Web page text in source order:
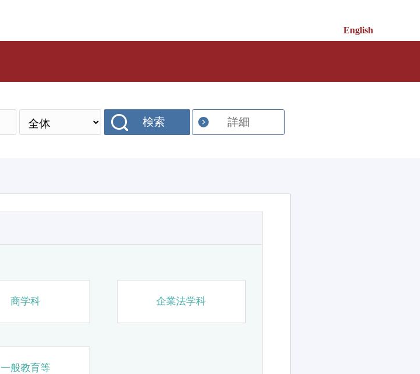
English
検索 詳細
商学科 企業法学科
一般教育等